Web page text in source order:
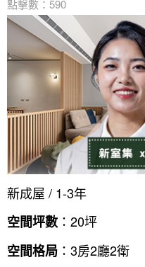
點擊數：590
新成屋 / 1-3年
空間坪數 ：20坪
空間格局 ：3房2廳2衛